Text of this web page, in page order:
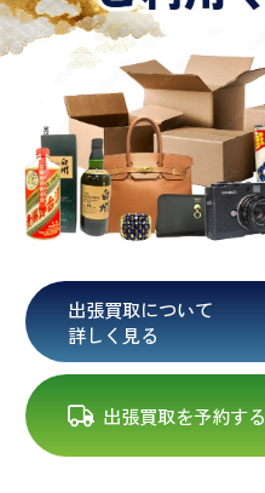
出張買取について
詳しく見る
出張買取を予約する